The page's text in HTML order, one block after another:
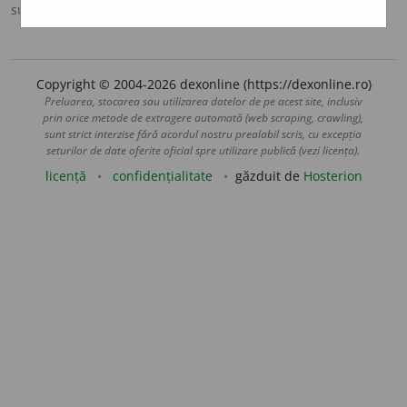
sursa:
Copyright © 2004-2026 dexonline (https://dexonline.ro)
Preluarea, stocarea sau utilizarea datelor de pe acest site, inclusiv
prin orice metode de extragere automată (web scraping, crawling),
sunt strict interzise fără acordul nostru prealabil scris, cu excepția
seturilor de date oferite oficial spre utilizare publică (vezi licența).
licență confidențialitate găzduit de Hosterion